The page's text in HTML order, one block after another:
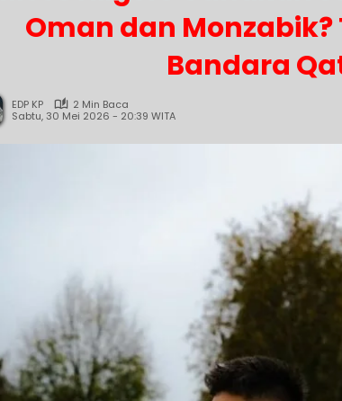
Oman dan
Bandara
EDP KP
2 Min Baca
Sabtu, 30 Mei 2026 - 20:39 WITA